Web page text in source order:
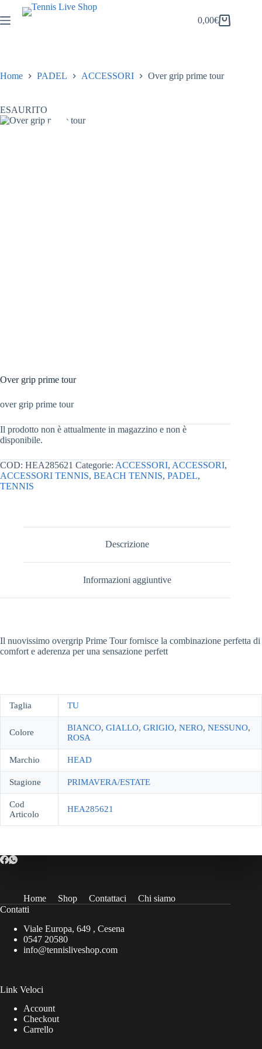
al
contenuto
Carrello
0,00€
Home PADEL ACCESSORI Over grip prime tour
ESAURITO
Over grip prime tour
over grip prime tour
Il prodotto non è attualmente in magazzino e non è
disponibile.
COD: HEA285621 Categorie: ACCESSORI, ACCESSORI,
ACCESSORI TENNIS, BEACH TENNIS, PADEL,
TENNIS
Descrizione
Informazioni aggiuntive
Il nuovissimo overgrip Prime Tour fornisce la combinazione perfetta di
comfort e aderenza per una sensazione perfett
Taglia TU
Colore BIANCO, GIALLO, GRIGIO, NERO, NESSUNO,
ROSA
Marchio HEAD
Stagione PRIMAVERA/ESTATE
Cod
Articolo
HEA285621
Home Shop Contattaci
Chi siamo
Contatti
Viale Europa, 649 , Cesena
0547 20580
info@tennisliveshop.com
Link Veloci
Account
Checkout
Carrello